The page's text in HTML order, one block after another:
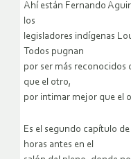
Ahí están Fernando
los
legisladores indígenas
Todos pugnan
por ser más reconocidos
que el otro,
por intimar mejor que el
Es el segundo capítulo
horas antes en el